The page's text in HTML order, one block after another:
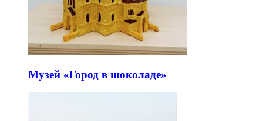
Музей «Город в шоколаде»